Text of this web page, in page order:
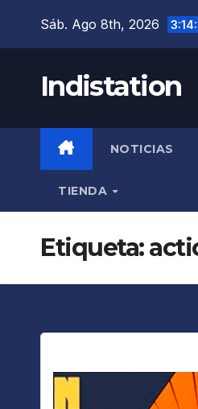
Sáb. Ago 8th, 2026
Indistation
NOTICIAS
TIENDA
Etiqueta: